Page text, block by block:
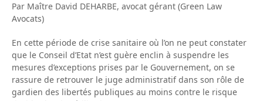
Par Maître David DEHARBE, avocat gérant (Green Law
Avocats)
En cette période de crise sanitaire où l’on ne peut constater
que le Conseil d’Etat n’est guère enclin à suspendre les
mesures d’exceptions prises par le Gouvernement, on se
rassure de retrouver le juge administratif dans son rôle de
gardien des libertés publiques au moins contre le risque